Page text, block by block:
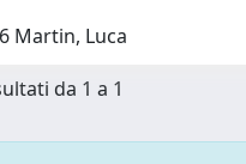
Martin, Luca
da 1 a 1